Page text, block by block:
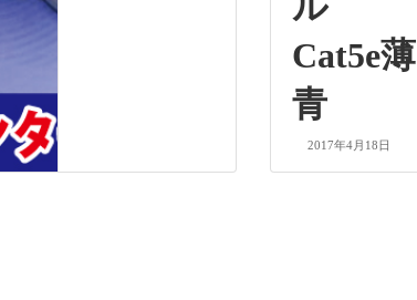
Cat5e薄
青
2017年4月18日